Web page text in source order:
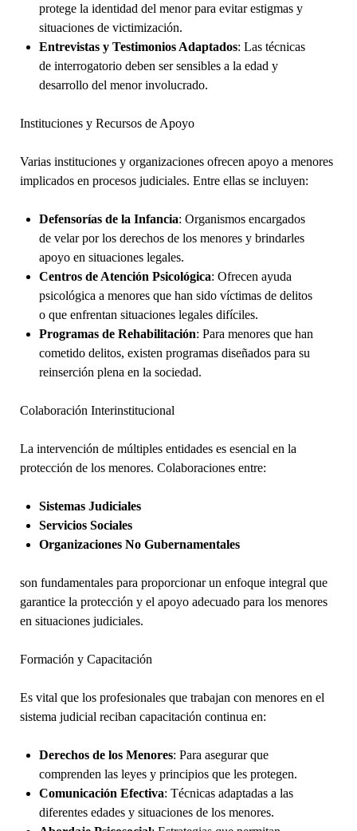
protege la identidad del menor para evitar estigmas y
situaciones de victimización.
Entrevistas y Testimonios Adaptados: Las técnicas
de interrogatorio deben ser sensibles a la edad y
desarrollo del menor involucrado.
Instituciones y Recursos de Apoyo
Varias instituciones y organizaciones ofrecen apoyo a menores
implicados en procesos judiciales. Entre ellas se incluyen:
Defensorías de la Infancia: Organismos encargados
de velar por los derechos de los menores y brindarles
apoyo en situaciones legales.
Centros de Atención Psicológica: Ofrecen ayuda
psicológica a menores que han sido víctimas de delitos
o que enfrentan situaciones legales difíciles.
Programas de Rehabilitación: Para menores que han
cometido delitos, existen programas diseñados para su
reinserción plena en la sociedad.
Colaboración Interinstitucional
La intervención de múltiples entidades es esencial en la
protección de los menores. Colaboraciones entre:
Sistemas Judiciales
Servicios Sociales
Organizaciones No Gubernamentales
son fundamentales para proporcionar un enfoque integral que
garantice la protección y el apoyo adecuado para los menores
en situaciones judiciales.
Formación y Capacitación
Es vital que los profesionales que trabajan con menores en el
sistema judicial reciban capacitación continua en:
Derechos de los Menores: Para asegurar que
comprenden las leyes y principios que les protegen.
Comunicación Efectiva: Técnicas adaptadas a las
diferentes edades y situaciones de los menores.